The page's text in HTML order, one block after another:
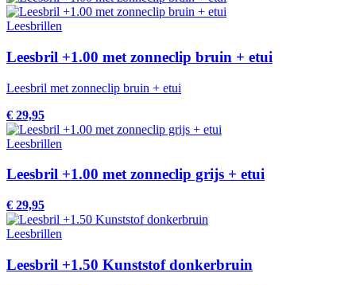
Leesbrillen
Leesbril +1.00 met zonneclip bruin + etui
Leesbril met zonneclip bruin + etui
€ 29,95
Leesbrillen
Leesbril +1.00 met zonneclip grijs + etui
€ 29,95
Leesbrillen
Leesbril +1.50 Kunststof donkerbruin